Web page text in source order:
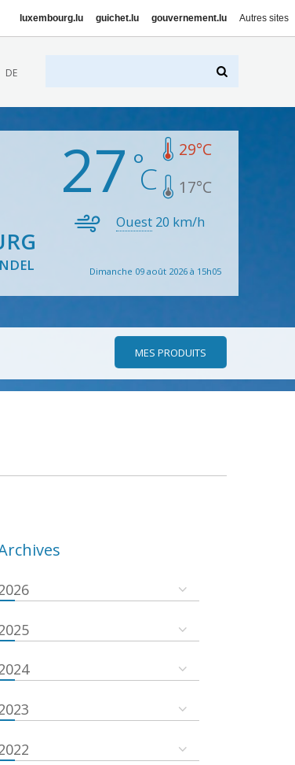
luxembourg.lu guichet.lu gouvernement.lu Autres sites
DE
27 29°C
17°C
Ouest 20 km/h
Dimanche 09 août 2026 à 15h05
MES PRODUITS